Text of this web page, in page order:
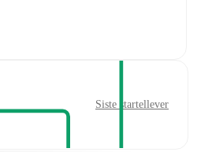
Siste startellever